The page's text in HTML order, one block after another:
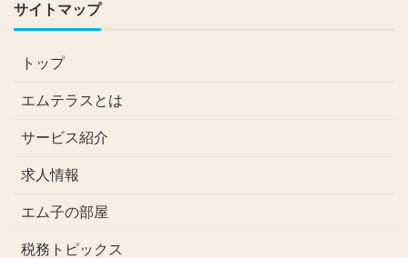
サイトマップ
トップ
エムテラスとは
サービス紹介
求人情報
エム子の部屋
税務トピックス